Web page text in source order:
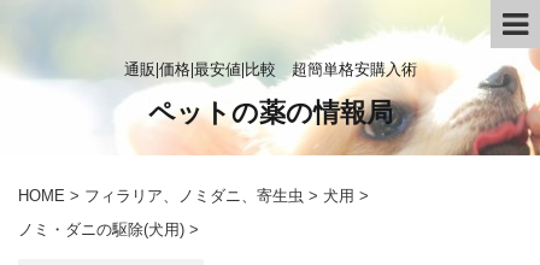
通販|価格|最安値|比較 超簡単格安購入術
ペットの薬の情報局
HOME > フィラリア、ノミダニ、寄生虫 > 犬用 >
ノミ・ダニの駆除(犬用) >